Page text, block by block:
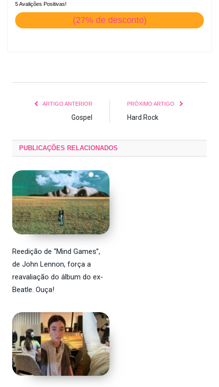
5 Avalições Positivas!
(27% de desconto)
ARTIGO ANTERIOR
Gospel
PRÓXIMO ARTIGO
Hard Rock
PUBLICAÇÕES RELACIONADOS
Reedição de “Mind Games”,
de John Lennon, força a
reavaliação do álbum do ex-
Beatle. Ouça!